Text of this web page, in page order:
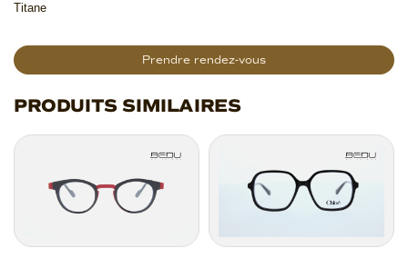
Titane
Prendre rendez-vous
PRODUITS SIMILAIRES